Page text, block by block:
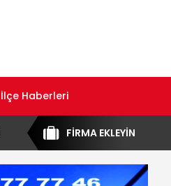
İlçe Haberleri
FİRMA EKLEYİN